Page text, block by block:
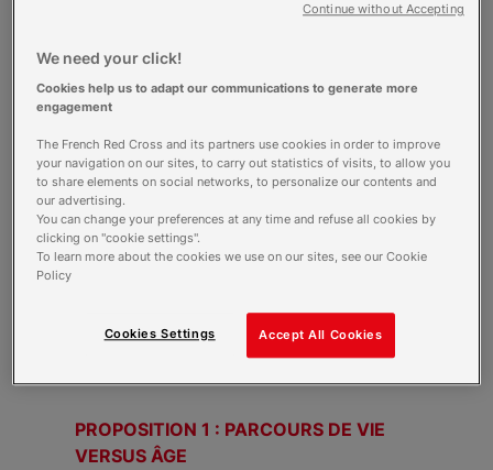
collectif auprès des pouvoirs publics.
nos 14 propositions d’actions concrètes
Nous vous invitons par ailleurs à télécharger
notre rapport sur la société de la longévité.
Notre rapport sur
la société de la
1.5 Mb (pdf)
Synthèse des propositions
PROPOSITION 1 : PARCOURS DE VIE
VERSUS ÂGE
We need your click!
Cookies help us to adapt our communications to generate more
engagement
The French Red Cross and its partners use cookies in order to improve
your navigation on our sites, to carry out statistics of visits, to allow you
to share elements on social networks, to personalize our contents and
our advertising.
You can change your preferences at any time and refuse all cookies by
clicking on "cookie settings".
To learn more about the cookies we use on our sites, see our Cookie
Policy
Accept All Cookies
Cookies Settings
Continue without Accepting